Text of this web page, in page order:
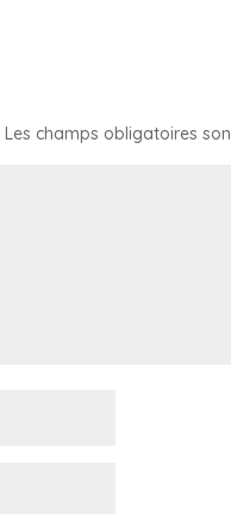
Les champs obligatoires